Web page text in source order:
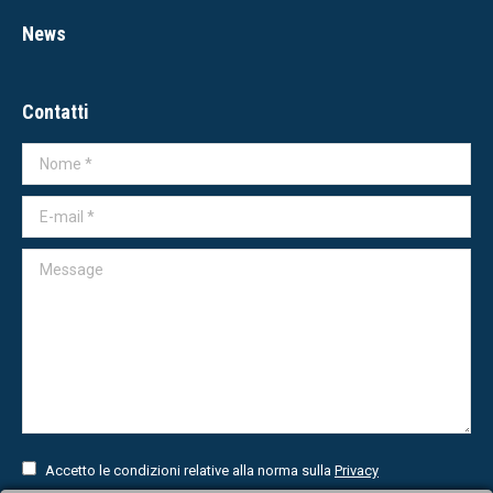
News
Contatti
Nome *
E-mail *
Message
Accetto le condizioni relative alla norma sulla Privacy